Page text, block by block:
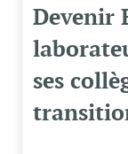
Devenir
ses